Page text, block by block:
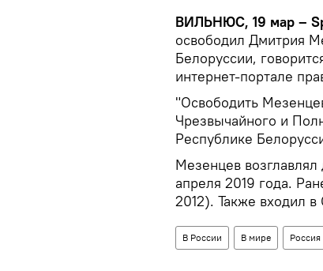
ВИЛЬНЮС, 19 мар –
освободил Дмитрия
Белоруссии,
интернет-портале
"Освободить
Чрезвычайного и
Республике
Мезенцев
апреля 2019 года.
2012). Также входил
В России В мире Россия